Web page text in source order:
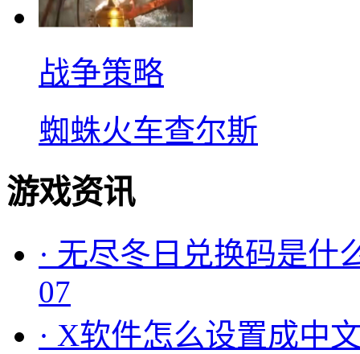
战争策略
蜘蛛火车查尔斯
游戏资讯
· 无尽冬日兑换码是什
07
· X软件怎么设置成中